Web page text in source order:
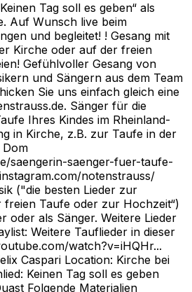
Tag soll es geben“ als
Auf Wunsch live beim
und begleitet! ! Gesang mit
Kirche oder auf der freien
Gefühlvoller Gesang von
und Sängern aus dem Team
Sie uns einfach gleich eine
Sänger für die
Ihres Kindes im Rheinland-
in Kirche, z.B. zur Taufe in der
saengerin-saenger-fuer-taufe-
notenstrauss/
("die besten Lieder zur
Taufe oder zur Hochzeit“)
oder als Sänger. Weitere Lieder
Weitere Tauflieder in dieser
watch?v=iHQHr...
Caspari Location: Kirche bei
Keinen Tag soll es geben
Folgende Materialien